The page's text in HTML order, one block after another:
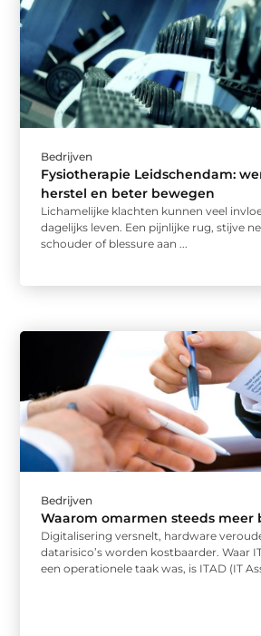
Bedrijven
Fysiotherapie Leidschendam:
herstel en beter bewegen
Lichamelijke klachten kunnen veel
dagelijks leven. Een pijnlijke rug, stijve
schouder of blessure aan ...
Bedrijven
Waarom omarmen steeds meer
Digitalisering versnelt, hardware
datarisico’s worden kostbaarder. Waar
een operationele taak was, is ITAD (IT